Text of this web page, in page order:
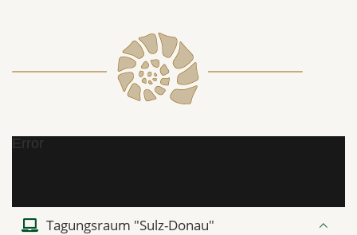
Error
Tagungsraum "Sulz-Donau"